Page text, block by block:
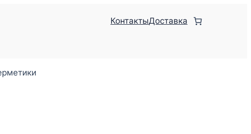
КонтактыДоставка